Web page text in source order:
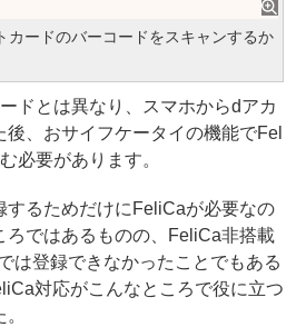
カードのバーコードをスキャンするか
ドとは異なり、スマホからdアカ
後、おサイフケータイの機能でFel
必要があります。
るためだけにFeliCaが必要なの
ろではあるものの、FeliCa非搭載
は登録できなかったことでもある
対応がこんなところで役に立つ